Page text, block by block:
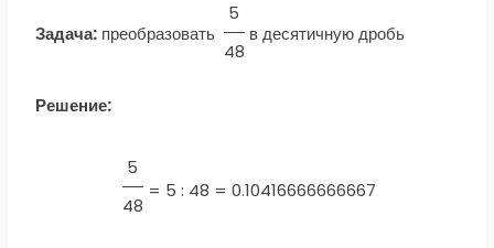
Задача:преобразовать
5
48
в десятичную дробь
Решение:
5
48
= 5 : 48 = 0.10416666666667